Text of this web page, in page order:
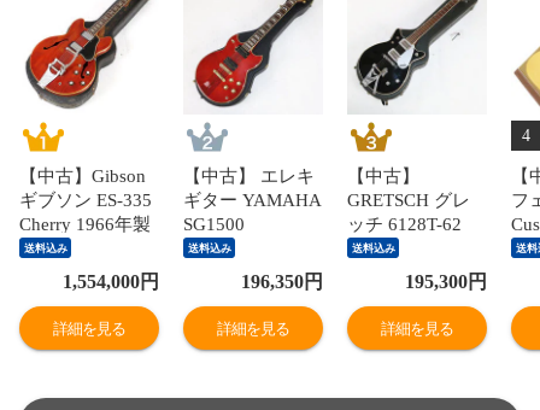
【中古】Gibson
ギブソン ES-335
Cherry 1966年製
Bigsby増設 セミ
アコ エレキギタ
送料込み
1,554,000円
詳細を見る
【中古】 エレキ
ギター YAMAHA
SG1500
Persimmon Red
1982年製 ヤマハ
SG-1500 パーシ
モンレッド 日本
製 MADE IN
送料込み
196,350円
詳細を見る
【中古】
GRETSCH グレ
ッチ 6128T-62
Duo Jet w/Bigsby
Black 2001年製
デュオジェット
日本製 FilterTron
ピックアップ搭
送料込み
195,300円
詳細を見る
4
【
フ
送料